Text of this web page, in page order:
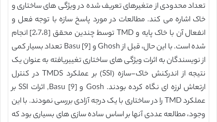
تعداد محدودی از متغیرهای تعریف شده در ویژگی های ساختاری و
خاک اشاره می کند. مطالعات در مورد پاسخ سازه با توجه فعل و
انفعال آن با خاک پایه و TMD توسط چندین محقق [2،7،8] انجام
شده است. با این حال، قبل از Ghosh و Basu [9] تعداد بسیار کمی
از نویسندگان به اثرات ویژگی های ساختاری تغییریافته به عنوان یک
نتیجه از اندرکنش خاک-سازه (SSI) بر عملکرد TMDS در کنترل
ارتعاش لرزه ای نگاه کرده بودند. Gosh و Basu [9], اثرات SSI بر
عملکرد TMD را در ساختاری با یک درجه آزادی بررسی نمودند. با این
وجود، مطالعه عددی آنها بر اساس ساده سازی های بسیاری بود که